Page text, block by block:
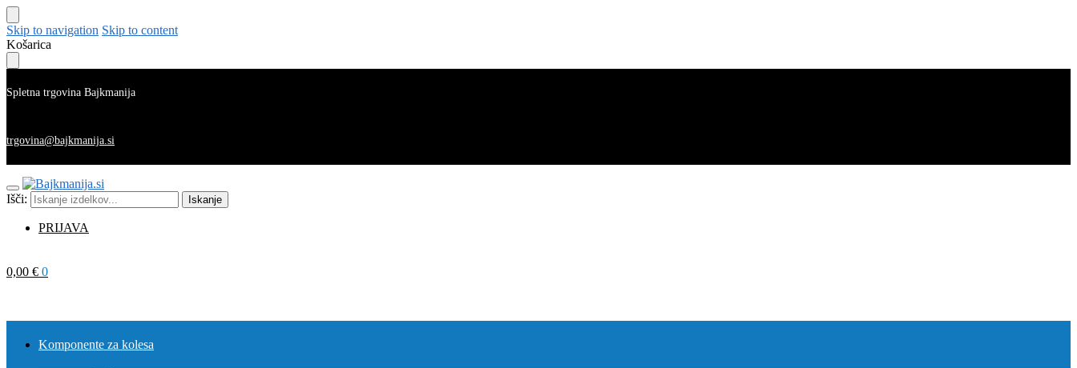
Skip to navigation Skip to content
Košarica
Spletna trgovina Bajkmanija
trgovina@bajkmanija.si
Išči: Iskanje
PRIJAVA
0,00 € 0
Komponente za kolesa